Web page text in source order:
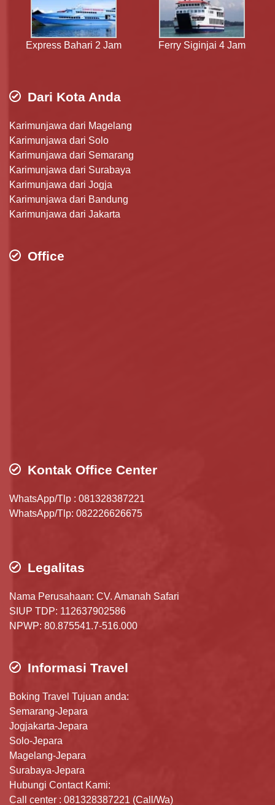
Express Bahari 2 Jam Ferry Siginjai 4 Jam
Dari Kota Anda
Karimunjawa dari Magelang
Karimunjawa dari Solo
Karimunjawa dari Semarang
Karimunjawa dari Surabaya
Karimunjawa dari Jogja
Karimunjawa dari Bandung
Karimunjawa dari Jakarta
Office
Kontak Office Center
WhatsApp/Tlp : 081328387221
WhatsApp/Tlp: 082226626675
Legalitas
Nama Perusahaan: CV. Amanah Safari
SIUP TDP: 112637902586
NPWP: 80.875541.7-516.000
Informasi Travel
Boking Travel Tujuan anda:
Semarang-Jepara
Jogjakarta-Jepara
Solo-Jepara
Magelang-Jepara
Surabaya-Jepara
Hubungi Contact Kami:
Call center : 081328387221 (Call/Wa)